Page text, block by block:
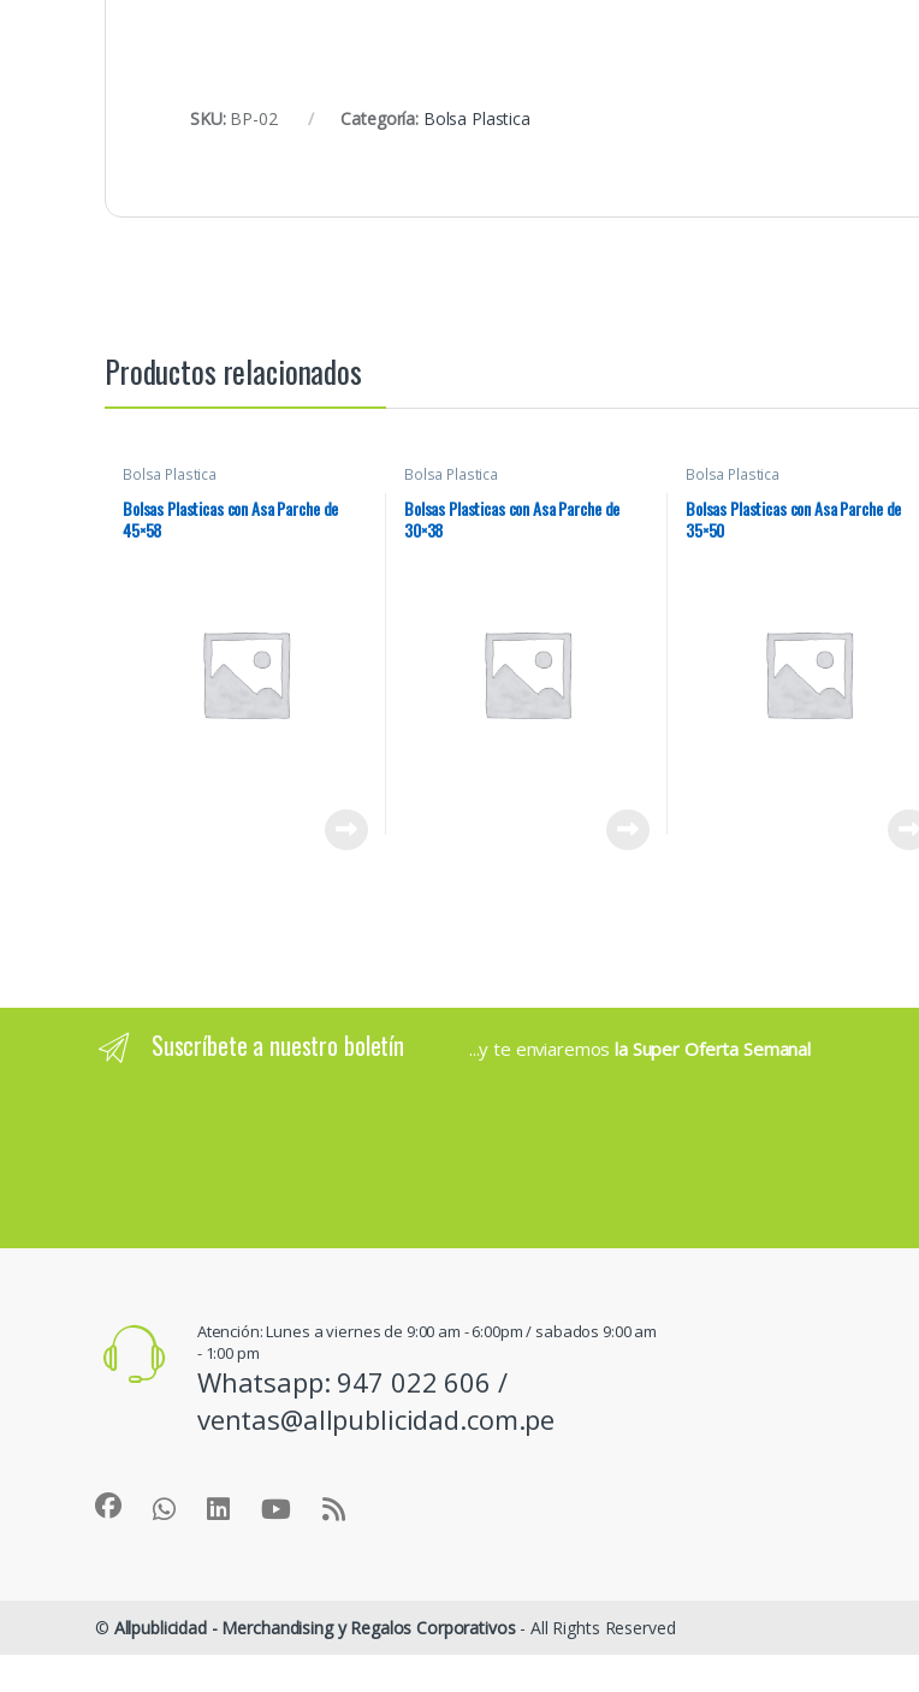
SKU: BP-02 Categoría: Bolsa Plastica
Productos relacionados
Bolsa Plastica
Bolsas Plasticas con Asa Parche de
45×58
Bolsa Plastica
Bolsas Plasticas con Asa Parche de
30×38
Bolsa Plastica
Bolsas Plasticas con Asa Parche de
35×50
Suscríbete a nuestro boletín ...y te enviaremosla Super Oferta Semanal
Atención: Lunes a viernes de 9:00 am - 6:00pm / sabados 9:00 am
- 1:00 pm
Whatsapp: 947 022 606 /
ventas@allpublicidad.com.pe
© Allpublicidad - Merchandising y Regalos Corporativos- All Rights Reserved